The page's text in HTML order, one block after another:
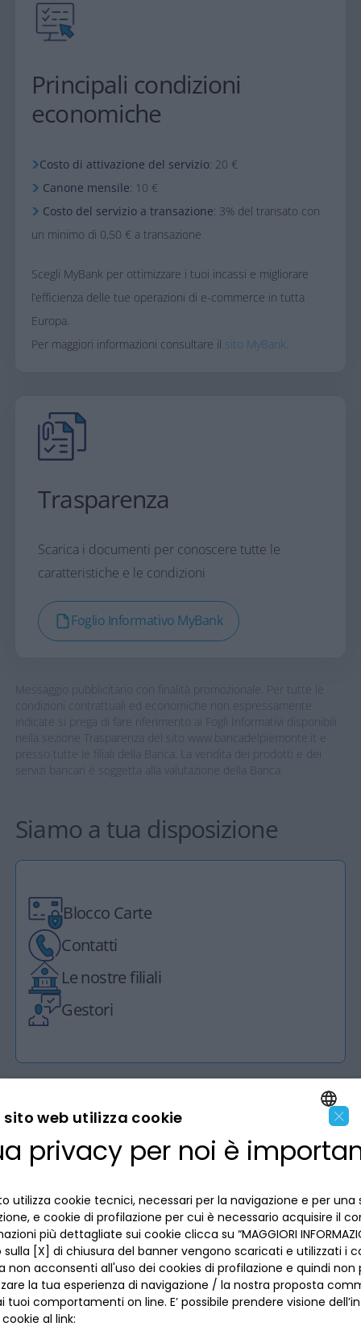
Principali condizioni
economiche
Costo di attivazione del servizio​: 20 €​
Canone mensile​: 10 €​
Costo del servizio a transazione: 3% del transato con
un minimo di 0,50 € a transazione​
Scegli MyBank per ottimizzare i tuoi incassi e migliorare
l’efficienza delle tue operazioni di e-commerce in tutta
Europa.
Per maggiori informazioni consultare il sito MyBank.
Trasparenza
Scarica i documenti per conoscere tutte le
caratteristiche e le condizioni
Foglio Informativo MyBank
Messaggio pubblicitario con finalità promozionale. Per tutte le
condizioni contrattuali ed economiche non espressamente
indicate si prega di fare riferimento ai Fogli Informativi disponibili
nella sezione Trasparenza del sito www.bancadelpiemonte.it e
presso tutte le filiali della Banca. La vendita dei prodotti e dei
servizi bancari è soggetta alla valutazione della Banca.
Siamo a tua disposizione
Blocco Carte
Contatti
Le nostre filiali
Gestori
LA BANCA
Dove siamo
Lavora con noi
Reclami
INFORMAZIONI PER IL CLIENTE
Privacy
La tua scelta sui cookies
Informativa al pubblico
Sepa
ACCESSIBILITÀ E APP
SEGUICI SUI SOCIAL
ENGLISH
×
sito web utilizza cookie
privacy per noi è
utilizza cookie tecnici, necessari per la navigazione e per una
e cookie di profilazione per cui è necessario acquisire il
più dettagliate sui cookie clicca su “MAGGIORI
[X] di chiusura del banner vengono scaricati e utilizzati i
non acconsenti all'uso dei cookies di profilazione e quindi non
la tua esperienza di navigazione / la nostra proposta
tuoi comportamenti on line. E’ possibile prendere visione
al link: